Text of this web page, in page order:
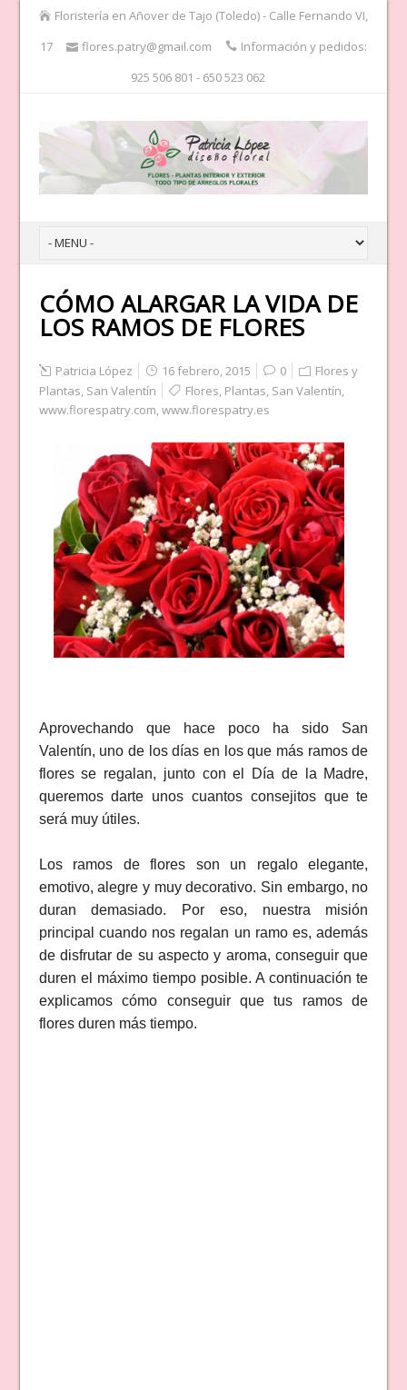
Floristería en Añover de Tajo (Toledo) - Calle Fernando VI,
17
flores.patry@gmail.com
Información y pedidos:
925 506 801 - 650 523 062
CÓMO ALARGAR LA VIDA DE
LOS RAMOS DE FLORES
Patricia López 16 febrero, 2015 0
Flores y
Plantas, San Valentín Flores, Plantas, San Valentín,
www.florespatry.com,www.florespatry.es
Aprovechando que hace poco ha sido San
Valentín, uno de los días en los que más ramos de
flores se regalan, junto con el Día de la Madre,
queremos darte unos cuantos consejitos que te
será muy útiles.
Los ramos de flores son un regalo elegante,
emotivo, alegre y muy decorativo. Sin embargo, no
duran demasiado. Por eso, nuestra misión
principal cuando nos regalan un ramo es, además
de disfrutar de su aspecto y aroma, conseguir que
duren el máximo tiempo posible. A continuación te
explicamos cómo conseguir que tus ramos de
flores duren más tiempo.